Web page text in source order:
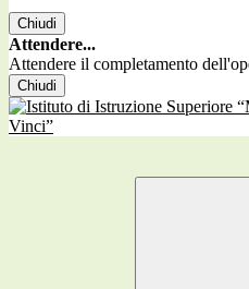
Chiudi
Attendere...
Attendere il completamento
Chiudi